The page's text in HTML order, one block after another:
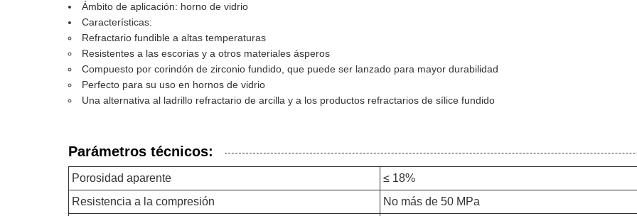
Ámbito de aplicación: horno de vidrio
Características:
Refractario fundible a altas temperaturas
Resistentes a las escorias y a otros materiales ásperos
Compuesto por corindón de zirconio fundido, que puede ser lanzado para mayor durabilidad
Perfecto para su uso en hornos de vidrio
Una alternativa al ladrillo refractario de arcilla y a los productos refractarios de sílice fundido
Parámetros técnicos:
Porosidad aparente
≤ 18%
Resistencia a la compresión
No más de 50 MPa